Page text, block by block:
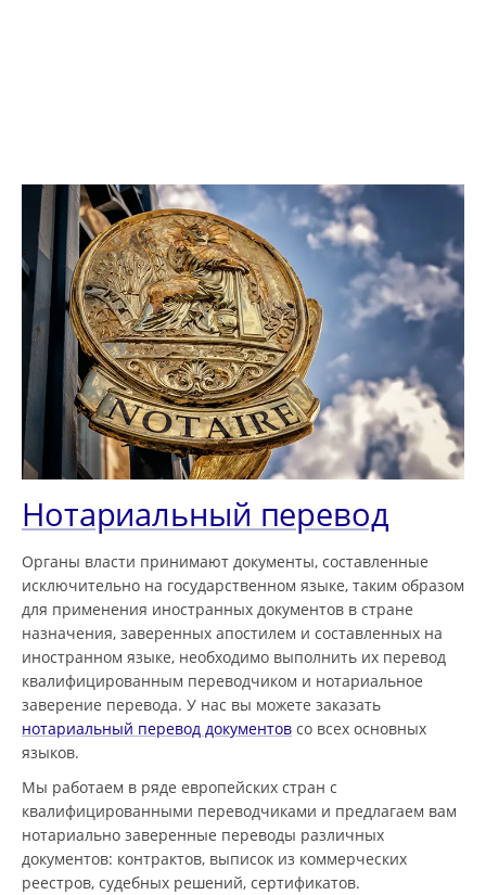
Нотариальный перевод
Органы власти принимают документы, составленные
исключительно на государственном языке, таким образом
для применения иностранных документов в стране
назначения, заверенных апостилем и составленных на
иностранном языке, необходимо выполнить их перевод
квалифицированным переводчиком и нотариальное
заверение перевода. У нас вы можете заказать
нотариальный перевод документов со всех основных
языков.
Мы работаем в ряде европейских стран с
квалифицированными переводчиками и предлагаем вам
нотариально заверенные переводы различных
документов: контрактов, выписок из коммерческих
реестров, судебных решений, сертификатов.